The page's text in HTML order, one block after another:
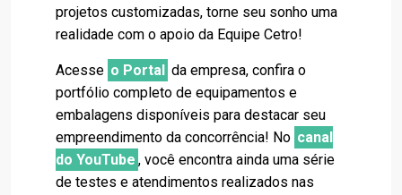
projetos customizadas, torne seu sonho uma
realidade com o apoio da Equipe Cetro!
Acesse o Portal da empresa, confira o
portfólio completo de equipamentos e
embalagens disponíveis para destacar seu
empreendimento da concorrência! No canal
do YouTube , você encontra ainda uma série
de testes e atendimentos realizados nas